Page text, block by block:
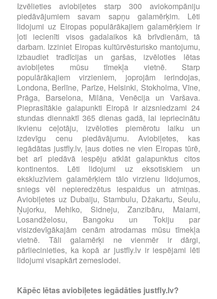
Izvēlieties aviobiļetes starp 300 aviokompāniju
piedāvājumiem savam sapņu galamērķim. Lēti
lidojumi uz Eiropas populārākajiem galamērķiem ir
ļoti iecienīti visos gadalaikos kā brīvdienām, tā
darbam. Izziniet Eiropas kultūrvēsturisko mantojumu,
izbaudiet tradīcijas un garšas, izvēloties lētas
aviobiļetes mūsu tīmekļa vietnē. Starp
populārākajiem virzieniem, joprojām ierindojas,
Londona, Berlīne, Parīze, Helsinki, Stokholma, Vīne,
Prāga, Barselona, Milāna, Venēcija un Varšava.
Pieprasītākie galapunkti Eiropā ir aizsniedzami 24
stundas diennaktī 365 dienas gadā, lai iepriecinātu
ikvienu ceļotāju, izvēloties piemērotu laiku un
izdevīgu cenu piedāvājumu. Aviobiļetes, kas
iegādātas justfly.lv, ļaus doties ne vien Eiropas tūrē,
bet arī piedāvā iespēju atklāt galapunktus citos
kontinentos. Lēti lidojumi uz eksotiskiem un
ekskluzīviem galamērķiem tālo virzienu lidojumos,
sniegs vēl nepieredzētus iespaidus un atmiņas.
Aviobiļetes uz Dubaiju, Stambulu, Džakartu, Seulu,
Ņujorku, Mehiko, Sidneju, Zanzibāru, Maiami,
Losandželosu, Bangoku un Tokiju par
visizdevīgākajām cenām atrodamas mūsu tīmekļa
vietnē. Tāli galamērķi ne vienmēr ir dārgi,
pārliecinieties, ka kopā ar justfly.lv ir iespējami lēti
lidojumi visapkārt zemeslodei.
Kāpēc lētas aviobiļetes iegādāties justfly.lv?